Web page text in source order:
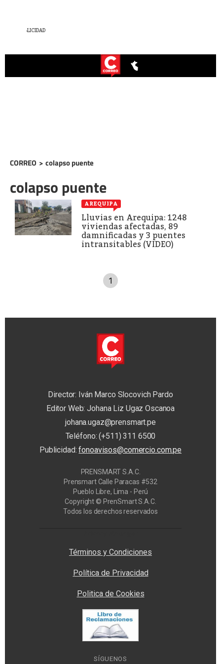
CORREO > colapso puente
colapso puente
AREQUIPA
Lluvias en Arequipa: 1248
viviendas afectadas, 89
damnificadas y 3 puentes
intransitables (VIDEO)
1
Director: Iván Marco Slocovich Pardo
Editor Web: Johana Liz Ugaz Oscanoa
johana.ugaz@prensmart.pe
Teléfono: (+511) 311 6500
Publicidad:fonoavisos@comercio.com.pe
PRENSMART S.A.C.
Prensmart Calle Paracas #532
Pueblo Libre, Lima - Perú
Copyright © PrenSmart S.A.C.
Todos los derechos reservados
Términos y Condiciones
Política de Privacidad
Politica de Cookies
SÍGUENOS